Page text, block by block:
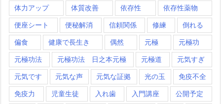
体力アップ 体質改善 依存性 依存性薬物
便座シート 便秘解消 信頼関係 修練 倒れる
偏食 健康で長生き 偶然 元極 元極功
元極功法 元極功法 日之本元極 元極道 元気すぎ
元気です 元気な声 元気な証拠 光の玉 免疫不全
免疫力 児童生徒 入れ歯 入門講座 公開予定